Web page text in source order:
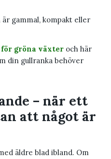
gammal, kompakt eller
gröna växter och här
din gullranka behöver
– när ett
att något är
äldre blad ibland. Om